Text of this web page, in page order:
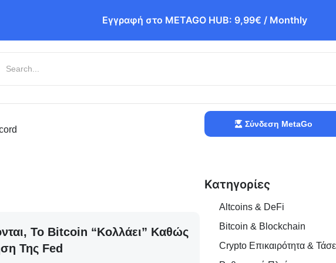
Εγγραφή στο METAGO HUB: 9,99€ / Monthly
Σύνδεση MetaGo
Το Bitcoin “κολλάει” Καθώς
Της Fed
Κατηγορίες
Altcoins & DeFi
Bitcoin & Blockchain
Crypto Επικαιρότητα &